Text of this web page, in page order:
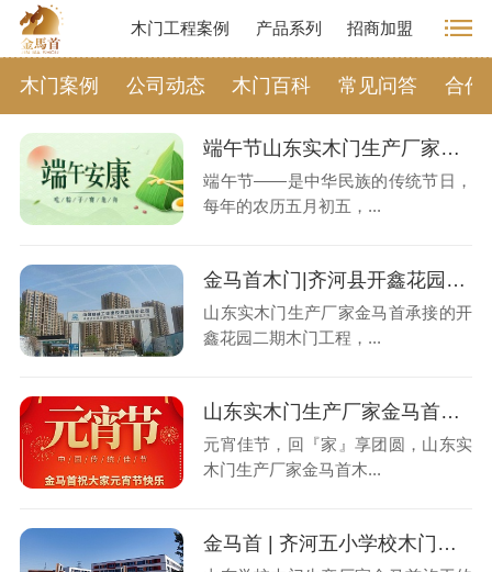
木门工程案例 产品系列 招商加盟
木门案例 公司动态 木门百科 常见问答 合作
端午节山东实木门生产厂家金马首祝大家端午安康
端午节——是中华民族的传统节日，
每年的农历五月初五，...
金马首木门|齐河县开鑫花园二期片区项目木门工程
山东实木门生产厂家金马首承接的开
鑫花园二期木门工程，...
山东实木门生产厂家金马首元宵节祝大家幸福美满
元宵佳节，回『家』享团圆，山东实
木门生产厂家金马首木...
金马首 | 齐河五小学校木门工程